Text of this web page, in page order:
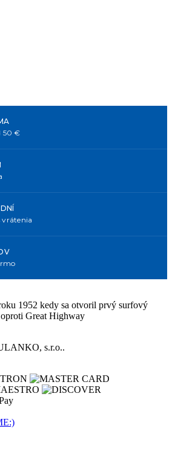
50 €
vrátenia
1952 kedy sa otvoril prvý surfový
Great Highway
s.r.o..